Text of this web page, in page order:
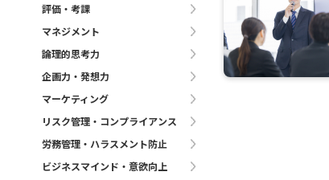
評価・考課
マネジメント
論理的思考力
企画力・発想力
マーケティング
リスク管理・コンプライアンス
労務管理・ハラスメント防止
ビジネスマインド・意欲向上